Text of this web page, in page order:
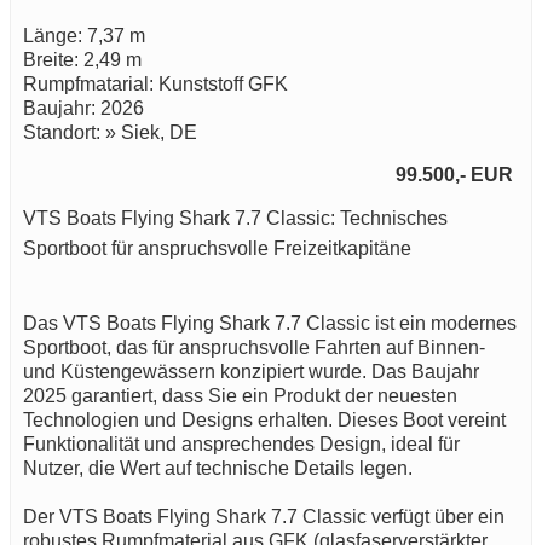
Länge: 7,37 m
Breite: 2,49 m
Rumpfmatarial: Kunststoff GFK
Baujahr: 2026
Standort: » Siek, DE
99.500,- EUR
VTS Boats Flying Shark 7.7 Classic: Technisches
Sportboot für anspruchsvolle Freizeitkapitäne
Das VTS Boats Flying Shark 7.7 Classic ist ein modernes
Sportboot, das für anspruchsvolle Fahrten auf Binnen-
und Küstengewässern konzipiert wurde. Das Baujahr
2025 garantiert, dass Sie ein Produkt der neuesten
Technologien und Designs erhalten. Dieses Boot vereint
Funktionalität und ansprechendes Design, ideal für
Nutzer, die Wert auf technische Details legen.
Der VTS Boats Flying Shark 7.7 Classic verfügt über ein